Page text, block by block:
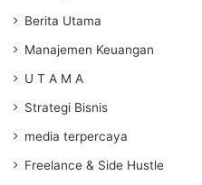
Berita Utama
Manajemen Keuangan
U T A M A
Strategi Bisnis
media terpercaya
Freelance & Side Hustle